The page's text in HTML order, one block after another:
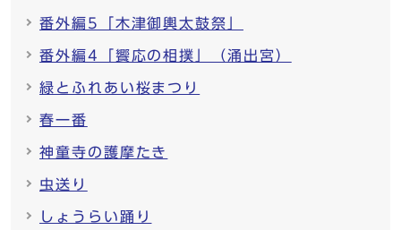
番外編5「木津御輿太鼓祭」
番外編4「饗応の相撲」（涌出宮）
緑とふれあい桜まつり
春一番
神童寺の護摩たき
虫送り
しょうらい踊り